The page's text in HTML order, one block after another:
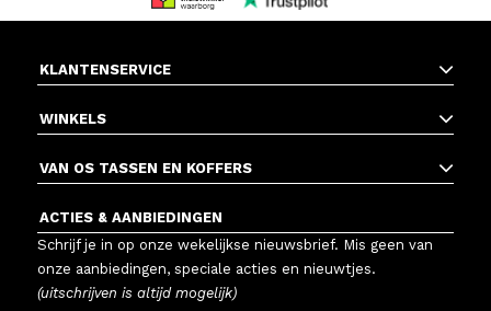
KLANTENSERVICE
WINKELS
VAN OS TASSEN EN KOFFERS
ACTIES & AANBIEDINGEN
Schrijf je in op onze wekelijkse nieuwsbrief. Mis geen van
onze aanbiedingen, speciale acties en nieuwtjes.
(uitschrijven is altijd mogelijk)